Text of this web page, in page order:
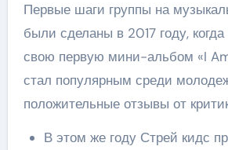
Первые шаги группы на
были сделаны в 2017 году,
свою первую мини-альбом «I
стал популярным среди
положительные отзывы от
В этом же году Стрей кидс